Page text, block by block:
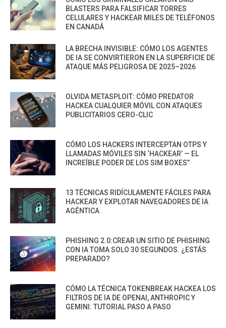
BLASTERS PARA FALSIFICAR TORRES
CELULARES Y HACKEAR MILES DE TELÉFONOS
EN CANADÁ
LA BRECHA INVISIBLE: CÓMO LOS AGENTES
DE IA SE CONVIRTIERON EN LA SUPERFICIE DE
ATAQUE MÁS PELIGROSA DE 2025–2026
OLVIDA METASPLOIT: CÓMO PREDATOR
HACKEA CUALQUIER MÓVIL CON ATAQUES
PUBLICITARIOS CERO-CLIC
CÓMO LOS HACKERS INTERCEPTAN OTPS Y
LLAMADAS MÓVILES SIN ‘HACKEAR’ — EL
INCREÍBLE PODER DE LOS SIM BOXES”
13 TÉCNICAS RIDÍCULAMENTE FÁCILES PARA
HACKEAR Y EXPLOTAR NAVEGADORES DE IA
AGÉNTICA
PHISHING 2.0:CREAR UN SITIO DE PHISHING
CON IA TOMA SOLO 30 SEGUNDOS. ¿ESTÁS
PREPARADO?
CÓMO LA TÉCNICA TOKENBREAK HACKEA LOS
FILTROS DE IA DE OPENAI, ANTHROPIC Y
GEMINI: TUTORIAL PASO A PASO